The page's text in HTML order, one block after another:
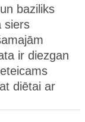
baziliks
siers
ir diezgan
diētai ar